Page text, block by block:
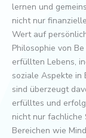
lernen und
nicht nur
Wert auf
Philosophie von
erfüllten Lebens,
soziale Aspekte in
sind überzeugt
erfülltes und
nicht nur fachliche
Bereichen wie